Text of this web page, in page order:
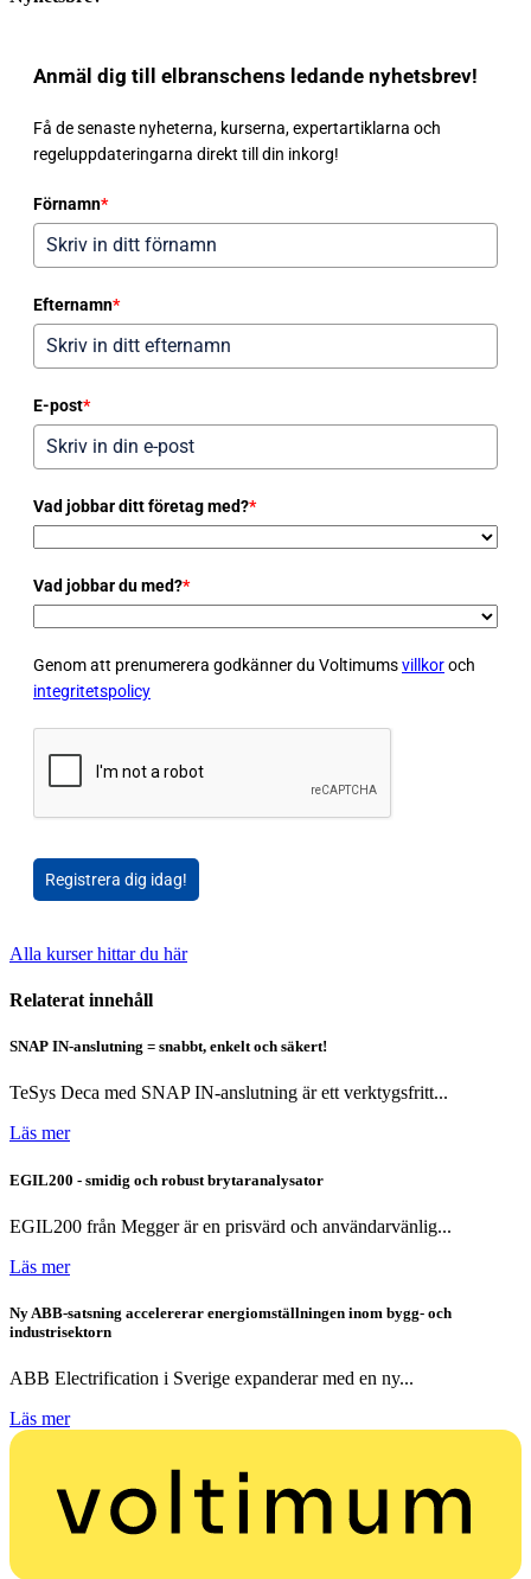
Anmäl dig till elbranschens ledande nyhetsbrev!
Få de senaste nyheterna, kurserna, expertartiklarna och
regeluppdateringarna direkt till din inkorg!
Förnamn*
Efternamn*
E-post*
Vad jobbar ditt företag med?*
Vad jobbar du med?*
Genom att prenumerera godkänner du Voltimumsvillkoroch
integritetspolicy
Registrera dig idag!
Alla kurser hittar du här
Relaterat innehåll
SNAP IN-anslutning = snabbt, enkelt och säkert!
TeSys Deca med SNAP IN-anslutning är ett verktygsfritt...
Läs mer
EGIL200 - smidig och robust brytaranalysator
EGIL200 från Megger är en prisvärd och användarvänlig...
Läs mer
Ny ABB-satsning accelererar energiomställningen inom bygg- och
industrisektorn
ABB Electrification i Sverige expanderar med en ny...
Läs mer